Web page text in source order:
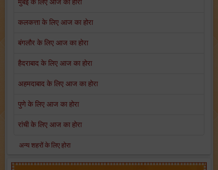
मुंबई के लिए आज का होरा
कलकत्ता के लिए आज का होरा
बंगलौर के लिए आज का होरा
हैदराबाद के लिए आज का होरा
अहमदाबाद के लिए आज का होरा
पुणे के लिए आज का होरा
रांची के लिए आज का होरा
अन्य शहरों के लिए होरा